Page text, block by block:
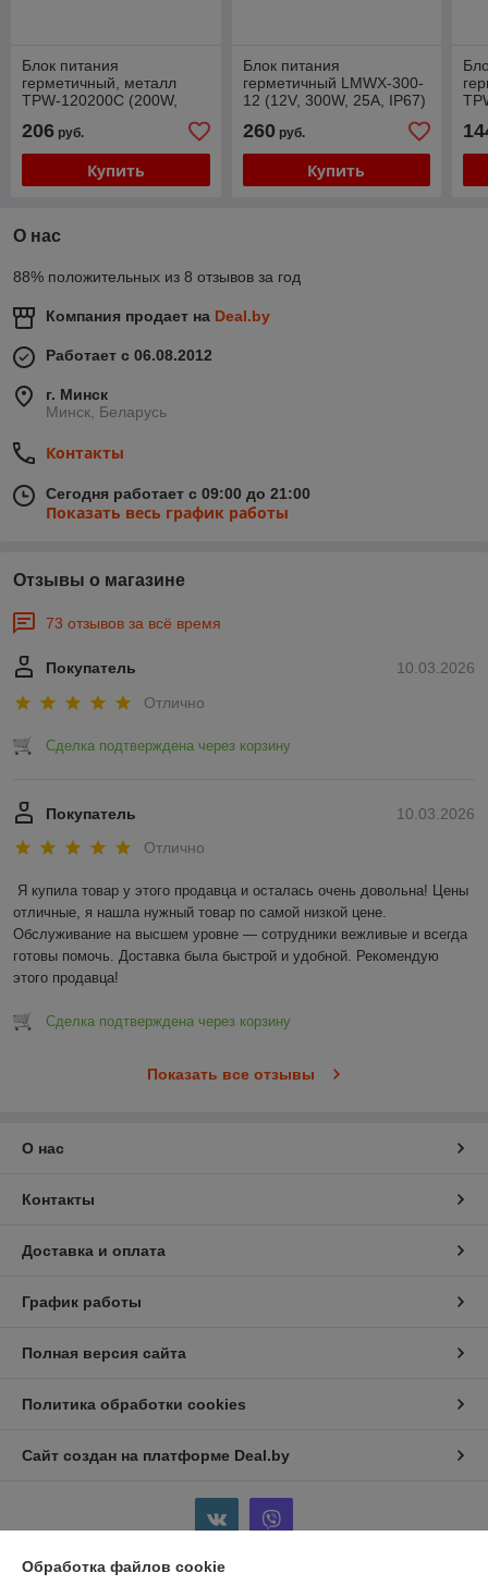
Блок питания
герметичный, металл
TPW-120200C (200W,
206 руб.
Купить
Блок питания
герметичный LMWX-300-
12 (12V, 300W, 25A, IP67)
260руб.
Купить
О нас
88% положительных из 8 отзывов за год
Компания продает на Deal.by
Работает с 06.08.2012
г. Минск
Минск, Беларусь
Контакты
Сегодня работает с 09:00 до 21:00
Показать весь график работы
Отзывы о магазине
73 отзывов за всё время
10.03.2026
Покупатель
Отлично
Сделка подтверждена через корзину
10.03.2026
Покупатель
Отлично
Я купила товар у этого продавца и осталась очень довольна! Цены
отличные, я нашла нужный товар по самой низкой цене.
Обслуживание на высшем уровне — сотрудники вежливые и всегда
готовы помочь. Доставка была быстрой и удобной. Рекомендую
этого продавца!
Сделка подтверждена через корзину
Показать все отзывы
О нас
Контакты
Доставка и оплата
График работы
Полная версия сайта
Политика обработки cookies
Сайт создан на платформе Deal.by
Обработка файлов cookie